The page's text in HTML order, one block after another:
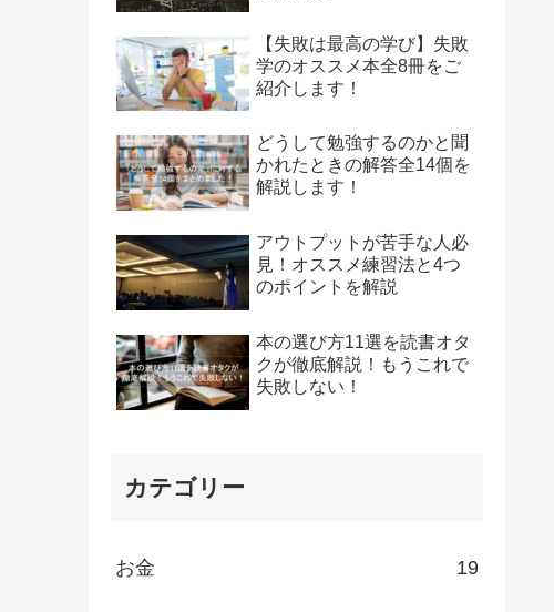
【失敗は最高の学び】失敗
学のオススメ本全8冊をご
紹介します！
どうして勉強するのかと聞
かれたときの解答全14個を
解説します！
アウトプットが苦手な人必
見！オススメ練習法と4つ
のポイントを解説
本の選び方11選を読書オタ
クが徹底解説！もうこれで
失敗しない！
カテゴリー
お金 19